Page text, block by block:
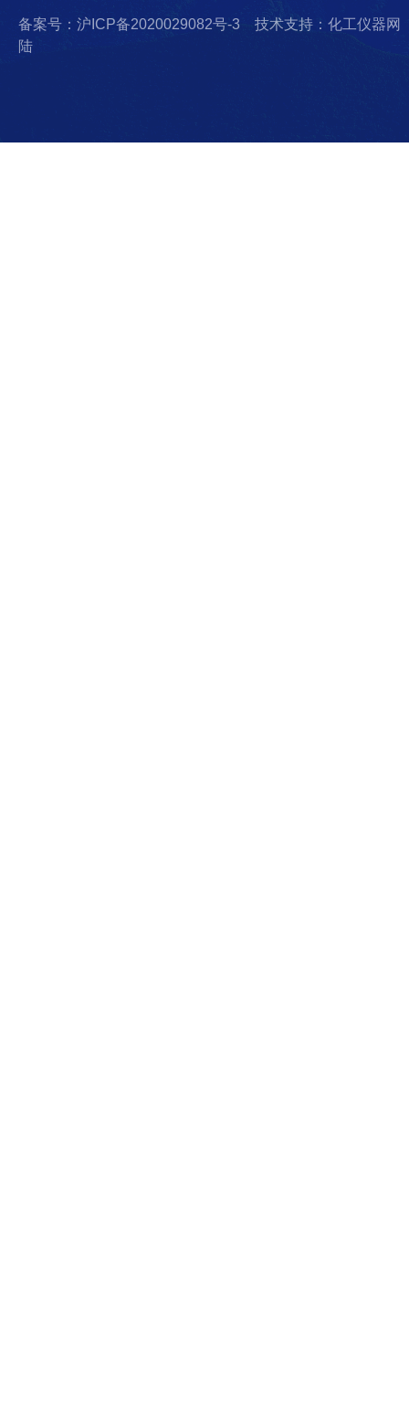
备案号：沪ICP备2020029082号-3
技术支持：化工仪器网
陆